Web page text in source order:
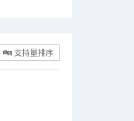
支持量排序